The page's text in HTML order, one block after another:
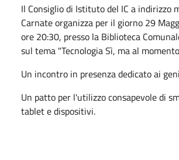
Il Consiglio di Istituto del IC a indirizzo
Carnate organizza per il giorno 29
ore 20:30, presso la Biblioteca
sul tema "Tecnologia Sì, ma al
Un incontro in presenza dedicato ai
Un patto per l'utilizzo consapevole di
tablet e dispositivi.